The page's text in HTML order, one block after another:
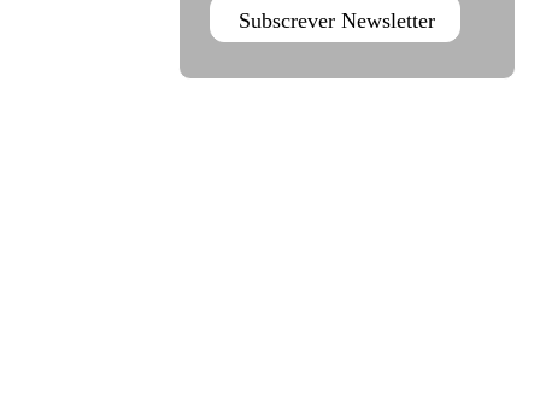
Subscrever Newsletter